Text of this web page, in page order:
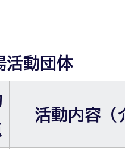
活動団体
活動内容（